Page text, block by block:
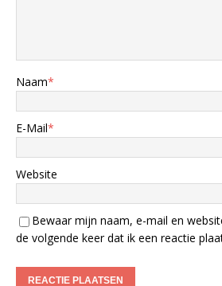
Naam*
E-Mail*
Website
Bewaar mijn naam, e-mail en
de volgende keer dat ik een reactie